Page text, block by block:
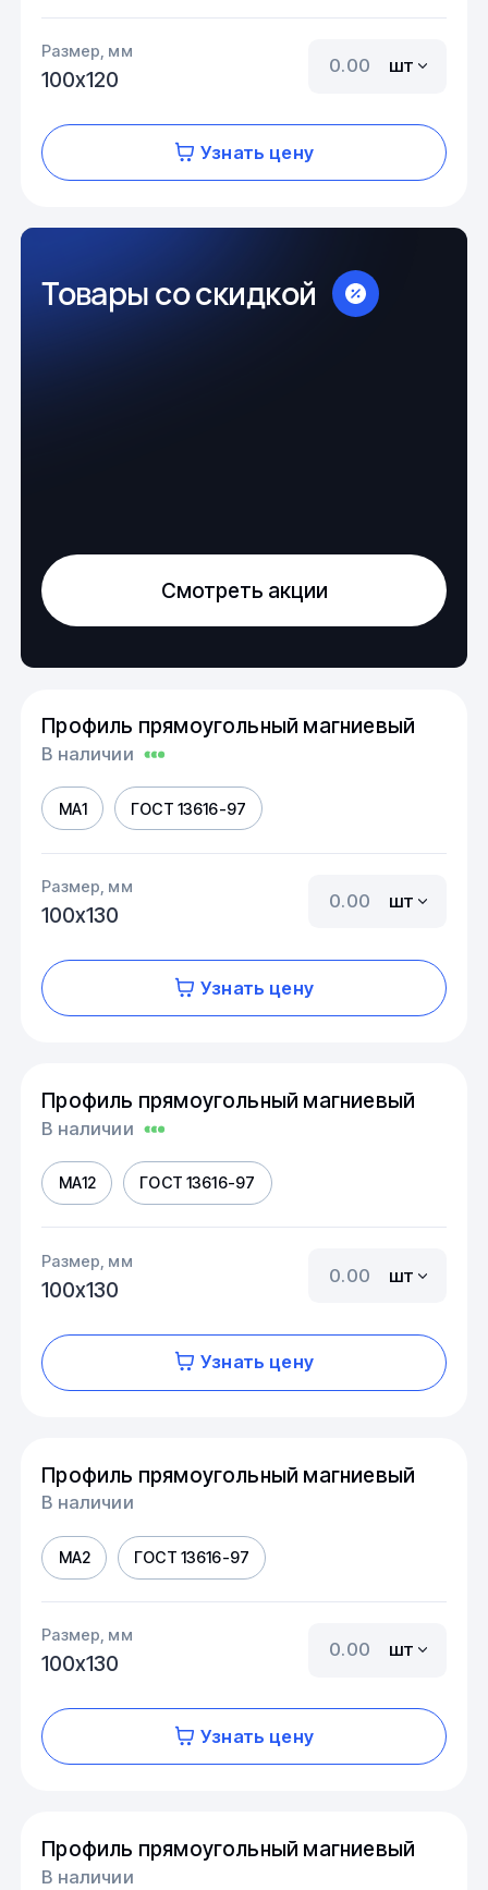
Размер, мм
100х120
шт
Узнать цену
Товары со скидкой
Смотреть акции
Профиль прямоугольный магниевый
В наличии
МА1 ГОСТ 13616-97
Размер, мм
100х130
шт
Узнать цену
Профиль прямоугольный магниевый
В наличии
МА12 ГОСТ 13616-97
Размер, мм
100х130
шт
Узнать цену
Профиль прямоугольный магниевый
В наличии
МА2 ГОСТ 13616-97
Размер, мм
100х130
шт
Узнать цену
Профиль прямоугольный магниевый
В наличии